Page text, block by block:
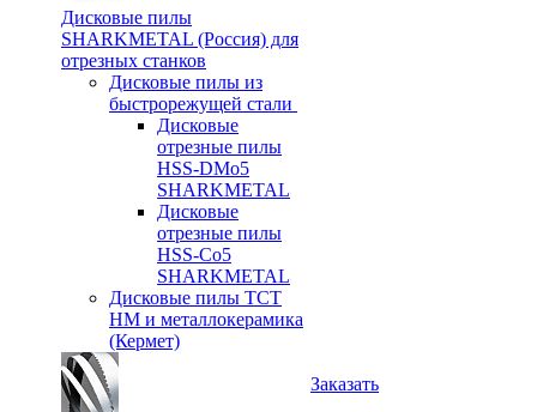
Дисковые пилы
SHARKMETAL (Россия) для
отрезных станков
Дисковые пилы из
быстрорежущей стали
Дисковые
отрезные пилы
HSS-DMo5
SHARKMETAL
Дисковые
отрезные пилы
HSS-Co5
SHARKMETAL
Дисковые пилы ТСТ
НМ и металлокерамика
(Кермет)
Заказать